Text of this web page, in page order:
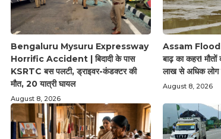
Bengaluru Mysuru Expressway
Horrific Accident | बिदादी के पास
KSRTC बस पलटी, ड्राइवर-कंडक्टर की
मौत, 20 यात्री घायल
August 8, 2026
Assam
बाढ़ का कहर!
लाख से अधिक लोग
August 8, 2026